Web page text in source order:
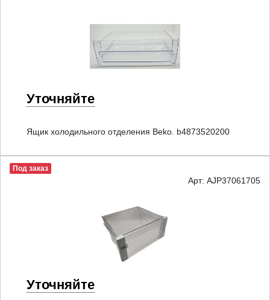
Уточняйте
Ящик холодильного отделения Beko. b4873520200
Под заказ
Арт: AJP37061705
Уточняйте